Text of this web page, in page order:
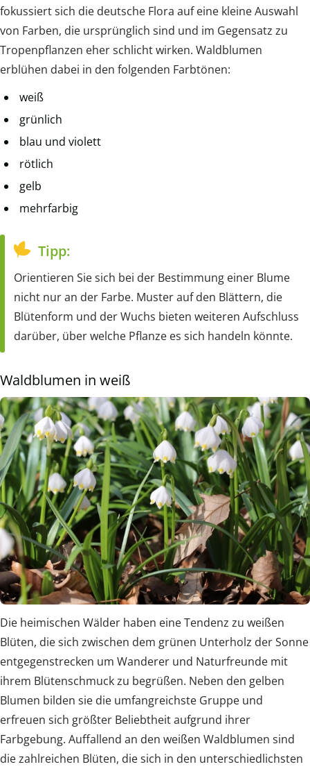
fokussiert sich die deutsche Flora auf eine kleine Auswahl
von Farben, die ursprünglich sind und im Gegensatz zu
Tropenpflanzen eher schlicht wirken. Waldblumen
erblühen dabei in den folgenden Farbtönen:
weiß
grünlich
blau und violett
rötlich
gelb
mehrfarbig
Tipp:
Orientieren Sie sich bei der Bestimmung einer Blume
nicht nur an der Farbe. Muster auf den Blättern, die
Blütenform und der Wuchs bieten weiteren Aufschluss
darüber, über welche Pflanze es sich handeln könnte.
Waldblumen in weiß
Die heimischen Wälder haben eine Tendenz zu weißen
Blüten, die sich zwischen dem grünen Unterholz der Sonne
entgegenstrecken um Wanderer und Naturfreunde mit
ihrem Blütenschmuck zu begrüßen. Neben den gelben
Blumen bilden sie die umfangreichste Gruppe und
erfreuen sich größter Beliebtheit aufgrund ihrer
Farbgebung. Auffallend an den weißen Waldblumen sind
die zahlreichen Blüten, die sich in den unterschiedlichsten